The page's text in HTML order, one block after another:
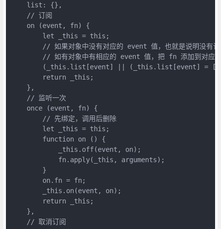
    list: {},
    // 订阅
    on (event, fn) {
        let _this = this;
// 如果对象中没有对应的 event 值，也就是说明没有
// 如有对象中有相应的 event 值，把 fn 添加到对应
(_this.list[event] || (_this.list[event] =
        return _this;
    },
    // 监听一次
    once (event, fn) {
        // 先绑定，调用后删除
        let _this = this;
        function on () {
            _this.off(event, on);
            fn.apply(_this, arguments);
        }
        on.fn = fn;
        _this.on(event, on);
        return _this;
    },
    // 取消订阅